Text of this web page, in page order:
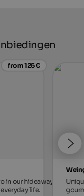
from 125 €
in our hideaway,
life.